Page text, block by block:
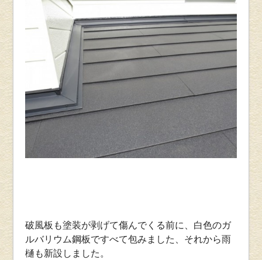
破風板も塗装が剥げて傷んでくる前に、白色のガ
ルバリウム鋼板ですべて包みました、それから雨
樋も新設しました。